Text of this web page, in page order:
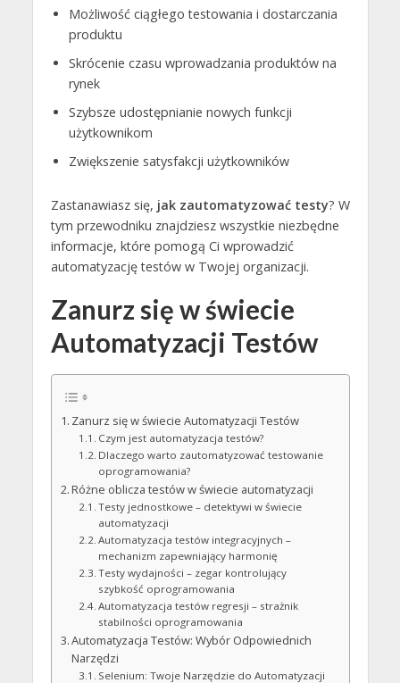
Możliwość ciągłego testowania i dostarczania
produktu
Skrócenie czasu wprowadzania produktów na
rynek
Szybsze udostępnianie nowych funkcji
użytkownikom
Zwiększenie satysfakcji użytkowników
Zastanawiasz się, jak zautomatyzować testy? W
tym przewodniku znajdziesz wszystkie niezbędne
informacje, które pomogą Ci wprowadzić
automatyzację testów w Twojej organizacji.
Zanurz się w świecie
Automatyzacji Testów
Zanurz się w świecie Automatyzacji Testów
Czym jest automatyzacja testów?
Dlaczego warto zautomatyzować testowanie
oprogramowania?
Różne oblicza testów w świecie automatyzacji
Testy jednostkowe – detektywi w świecie
automatyzacji
Automatyzacja testów integracyjnych –
mechanizm zapewniający harmonię
Testy wydajności – zegar kontrolujący
szybkość oprogramowania
Automatyzacja testów regresji – strażnik
stabilności oprogramowania
Automatyzacja Testów: Wybór Odpowiednich
Narzędzi
Selenium: Twoje Narzędzie do Automatyzacji